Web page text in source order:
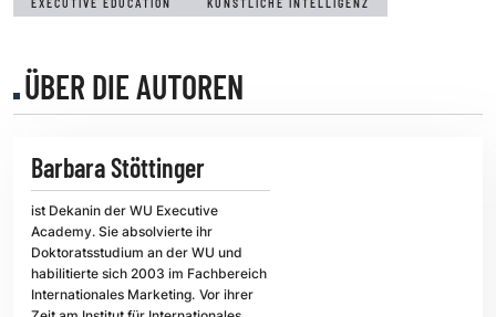
EXECUTIVE EDUCATION KÜNSTLICHE INTELLIGENZ
ÜBER DIE AUTOREN
Barbara Stöttinger
ist Dekanin der WU Executive
Academy. Sie absolvierte ihr
Doktoratsstudium an der WU und
habilitierte sich 2003 im Fachbereich
Internationales Marketing. Vor ihrer